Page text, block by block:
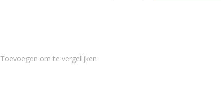
Toevoegen om te vergelijken